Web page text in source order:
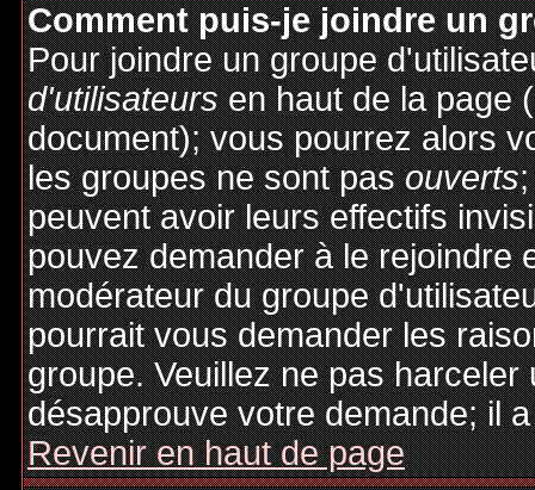
Comment puis-je joindre un
Pour joindre un groupe
d'utilisateursen haut de la page
document); vous pourrez alors
les groupes ne sont pasouverts
peuvent avoir leurs effectifs
pouvez demander à le rejoindre
modérateur du groupe
pourrait vous demander les
groupe. Veuillez ne pas
désapprouve votre demande; il
Revenir en haut de page